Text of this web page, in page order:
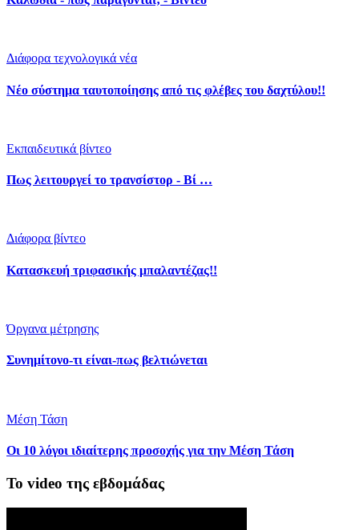
Διάφορα τεχνολογικά νέα
Νέο σύστημα ταυτοποίησης από τις φλέβες του δαχτύλου!!
Εκπαιδευτικά βίντεο
Πως λειτουργεί το τρανσίστορ - Βί …
Διάφορα βίντεο
Κατασκευή τριφασικής μπαλαντέζας!!
Όργανα μέτρησης
Συνημίτονο-τι είναι-πως βελτιώνεται
Μέση Τάση
Οι 10 λόγοι ιδιαίτερης προσοχής για την Μέση Τάση
Το video της εβδομάδας